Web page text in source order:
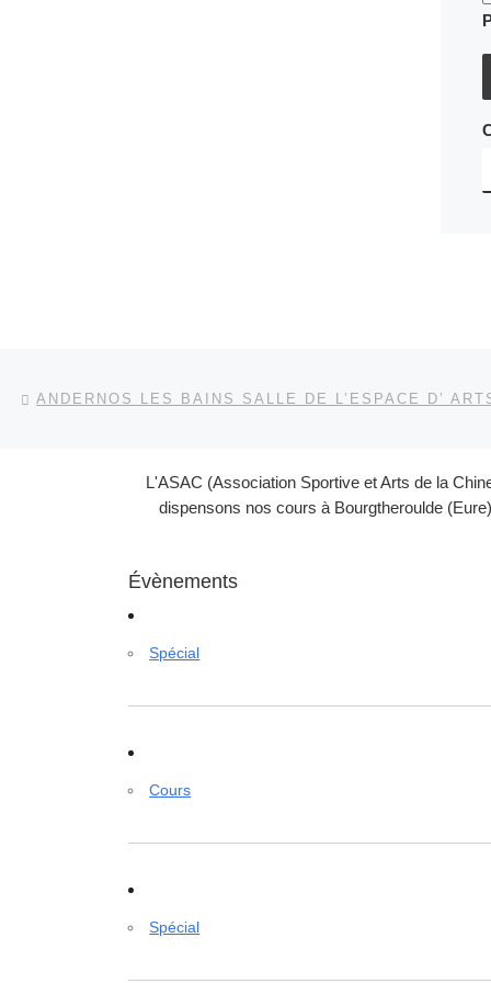
Parcourir les articles
L'ASAC (Association Sportive et Arts de la
dispensons nos cours à Bourgtheroulde
Évènements
Spécial
Cours
Spécial